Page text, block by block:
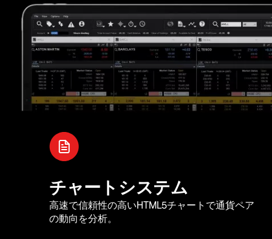
チャートシステム
高速で信頼性の高いHTML5チャートで通貨ペア
の動向を分析。